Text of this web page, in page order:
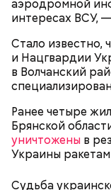
аэродромной
интересах ВСУ,
Стало известно,
и Нацгвардии
в Волчанский
Ранее четыре
Брянской
уничтожены в
Украины
Судьба
беременным,
людям с
пожилым;
детям.